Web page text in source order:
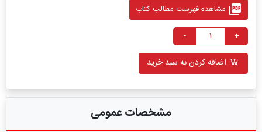
picture_as_pdf مشاهده فهرست مطالب کتاب
+
-
اضافه کردن به سبد خرید
مشخصات عمومی